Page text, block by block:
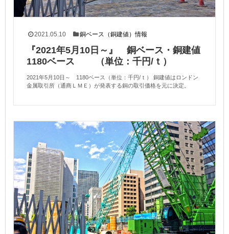
2021.05.10 銅ベース（銅建値）情報
『2021年5月10日～』 銅ベース・銅建値
1180ベース （単位：千円/ｔ）
2021年5月10日～ 1180ベース（単位：千円/ｔ） 銅建値はロンドン
金属取引所（通商ＬＭＥ）が発表する銅の取引価格を元に決定。